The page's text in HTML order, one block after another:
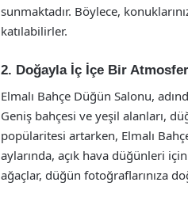
sunmaktadır. Böylece,
katılabilirler.
2. Doğayla İç İçe Bir Atmosfer
Elmalı Bahçe Düğün Salonu,
Geniş bahçesi ve yeşil alanları,
popülaritesi artarken, Elmalı
aylarında, açık hava düğünleri
ağaçlar, düğün fotoğraflarınıza